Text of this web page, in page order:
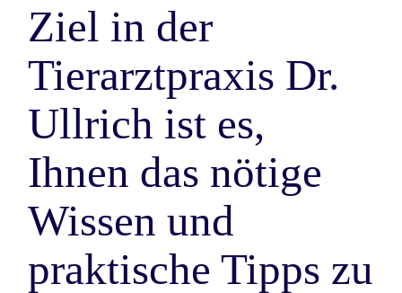
Ziel in der
Tierarztpraxis Dr.
Ullrich ist es,
Ihnen das nötige
Wissen und
praktische Tipps zu